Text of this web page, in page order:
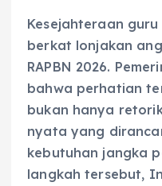
Kesejahteraan
berkat lonjakan
RAPBN 2026.
bahwa perhatian
bukan hanya
nyata yang
kebutuhan jangka
langkah tersebut,